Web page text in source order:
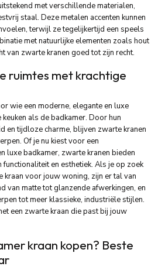
met verschillende materialen,
staal. Deze metalen accenten kunnen
terwijl ze tegelijkertijd een speels
met natuurlijke elementen zoals hout
van zwarte kranen goed tot zijn recht.
ruimtes met krachtige
wie een moderne, elegante en luxe
als de badkamer. Door hun
en tijdloze charme, blijven zwarte kranen
Of je nu kiest voor een
luxe badkamer, zwarte kranen bieden
en esthetiek. Als je op zoek
kraan voor jouw woning, zijn er tal van
van matte tot glanzende afwerkingen, en
tot meer klassieke, industriële stijlen.
een zwarte kraan die past bij jouw
kraan kopen? Beste